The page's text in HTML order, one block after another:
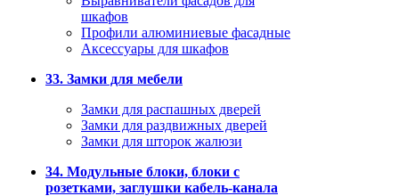
шкафов
Профили алюминиевые фасадные
Аксессуары для шкафов
33. Замки для мебели
Замки для распашных дверей
Замки для раздвижных дверей
Замки для шторок жалюзи
34. Модульные блоки, блоки с
розетками, заглушки кабель-канала